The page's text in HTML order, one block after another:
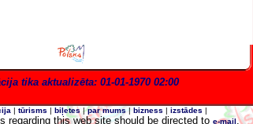
tika aktualizēta: 01-01-1970 02:00
| tūrisms | biļetes|par mums| bizness | izstādes |
regarding this web site should be directed to e-mail.